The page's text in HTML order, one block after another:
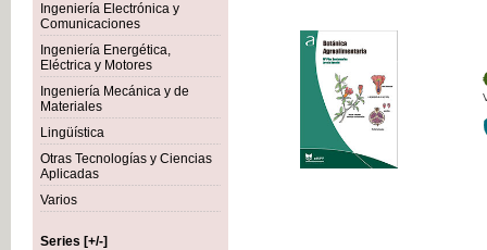
Ingeniería Electrónica y
Comunicaciones
Ingeniería Energética,
Eléctrica y Motores
Ingeniería Mecánica y de
Materiales
Lingüística
Otras Tecnologías y Ciencias
Aplicadas
Varios
Series [+/-]
VAT